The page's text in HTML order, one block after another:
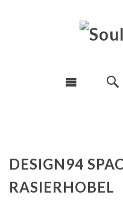
DESIGN94
RASIERHOBEL